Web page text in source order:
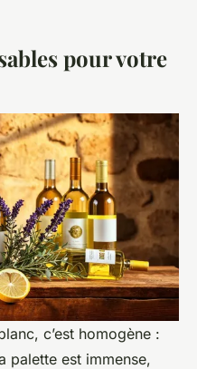
pour votre
c’est homogène :
palette est immense,